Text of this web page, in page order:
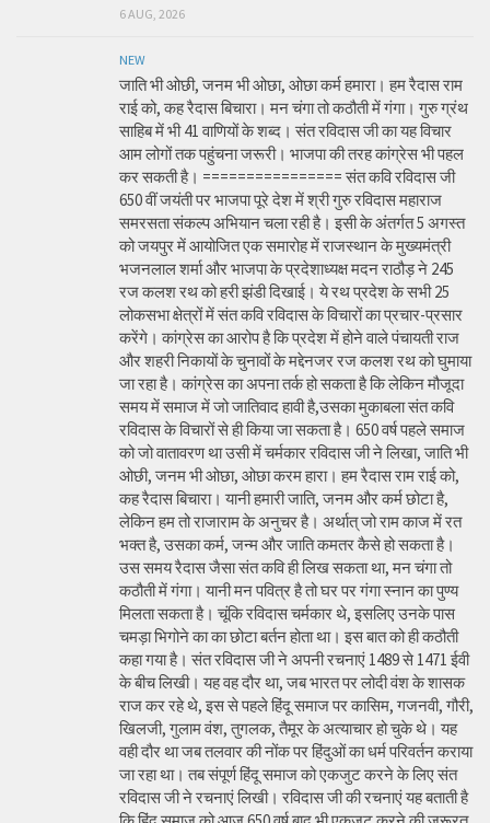
6 AUG, 2026
NEW
जाति भी ओछी, जनम भी ओछा, ओछा कर्म हमारा। हम रैदास राम
राई को, कह रैदास बिचारा। मन चंगा तो कठौती में गंगा। गुरु ग्रंथ
साहिब में भी 41 वाणियों के शब्द। संत रविदास जी का यह विचार
आम लोगों तक पहुंचना जरूरी। भाजपा की तरह कांग्रेस भी पहल
कर सकती है। ================ संत कवि रविदास जी
650 वीं जयंती पर भाजपा पूरे देश में श्री गुरु रविदास महाराज
समरसता संकल्प अभियान चला रही है। इसी के अंतर्गत 5 अगस्त
को जयपुर में आयोजित एक समारोह में राजस्थान के मुख्यमंत्री
भजनलाल शर्मा और भाजपा के प्रदेशाध्यक्ष मदन राठौड़ ने 245
रज कलश रथ को हरी झंडी दिखाई। ये रथ प्रदेश के सभी 25
लोकसभा क्षेत्रों में संत कवि रविदास के विचारों का प्रचार-प्रसार
करेंगे। कांग्रेस का आरोप है कि प्रदेश में होने वाले पंचायती राज
और शहरी निकायों के चुनावों के मद्देनजर रज कलश रथ को घुमाया
जा रहा है। कांग्रेस का अपना तर्क हो सकता है कि लेकिन मौजूदा
समय में समाज में जो जातिवाद हावी है,उसका मुकाबला संत कवि
रविदास के विचारों से ही किया जा सकता है। 650 वर्ष पहले समाज
को जो वातावरण था उसी में चर्मकार रविदास जी ने लिखा, जाति भी
ओछी, जनम भी ओछा, ओछा करम हारा। हम रैदास राम राई को,
कह रैदास बिचारा। यानी हमारी जाति, जनम और कर्म छोटा है,
लेकिन हम तो राजाराम के अनुचर है। अर्थात् जो राम काज में रत
भक्त है, उसका कर्म, जन्म और जाति कमतर कैसे हो सकता है।
उस समय रैदास जैसा संत कवि ही लिख सकता था, मन चंगा तो
कठौती में गंगा। यानी मन पवित्र है तो घर पर गंगा स्नान का पुण्य
मिलता सकता है। चूंकि रविदास चर्मकार थे, इसलिए उनके पास
चमड़ा भिगोने का का छोटा बर्तन होता था। इस बात को ही कठौती
कहा गया है। संत रविदास जी ने अपनी रचनाएं 1489 से 1471 ईवी
के बीच लिखी। यह वह दौर था, जब भारत पर लोदी वंश के शासक
राज कर रहे थे, इस से पहले हिंदू समाज पर कासिम, गजनवी, गौरी,
खिलजी, गुलाम वंश, तुगलक, तैमूर के अत्याचार हो चुके थे। यह
वही दौर था जब तलवार की नोंक पर हिंदुओं का धर्म परिवर्तन कराया
जा रहा था। तब संपूर्ण हिंदू समाज को एकजुट करने के लिए संत
रविदास जी ने रचनाएं लिखी। रविदास जी की रचनाएं यह बताती है